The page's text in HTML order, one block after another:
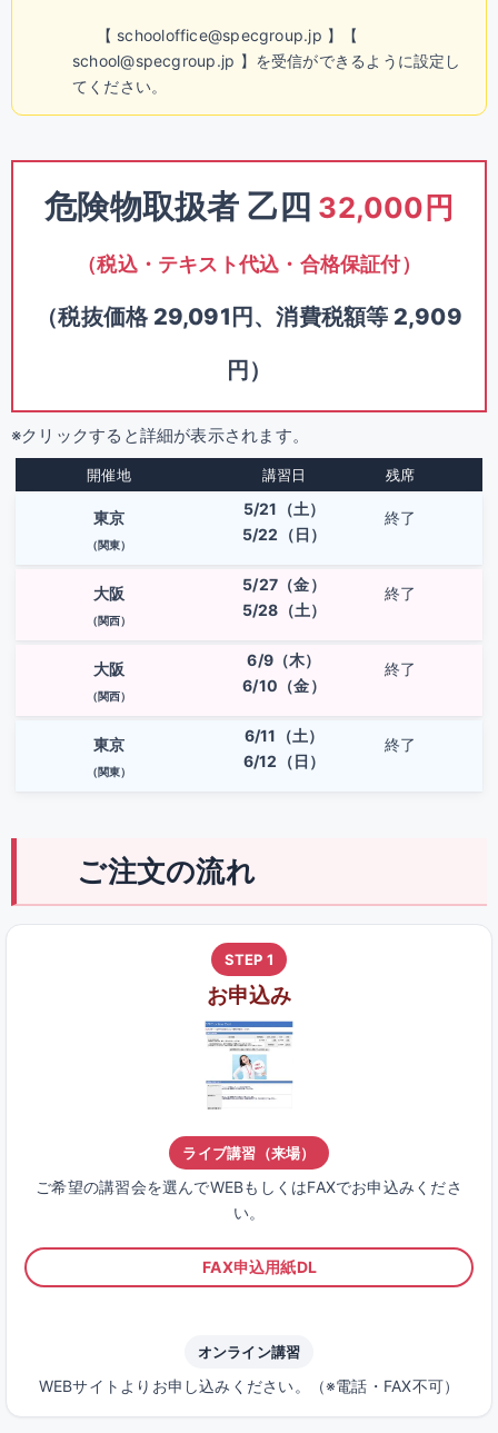
【 schooloffice@specgroup.jp 】【
school@specgroup.jp 】を受信ができるように設定し
てください。
危険物取扱者 乙四 32,000円
（税込・テキスト代込・合格保証付）
（税抜価格 29,091円、消費税額等 2,909
円）
※クリックすると詳細が表示されます。
開催地 講習日 残席
東京
（関東）
5/21（土）
5/22（日）
終了
大阪
（関西）
5/27（金）
5/28（土）
終了
大阪
（関西）
6/9（木）
6/10（金）
終了
東京
（関東）
6/11（土）
6/12（日）
終了
ご注文の流れ
STEP 1
お申込み
ライブ講習（来場）
ご希望の講習会を選んでWEBもしくはFAXでお申込みくださ
い。
FAX申込用紙DL
オンライン講習
WEBサイトよりお申し込みください。（※電話・FAX不可）